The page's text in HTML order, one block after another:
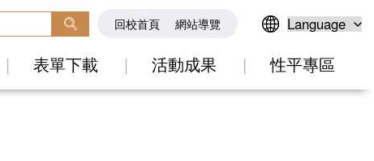
回校首頁 網站導覽
表單下載 活動成果 性平專區